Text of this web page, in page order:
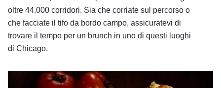
oltre 44.000 corridori. Sia che corriate sul percorso o
che facciate il tifo da bordo campo, assicuratevi di
trovare il tempo per un brunch in uno di questi luoghi
di Chicago.
Pizza al piatto: Una lettera d'amore